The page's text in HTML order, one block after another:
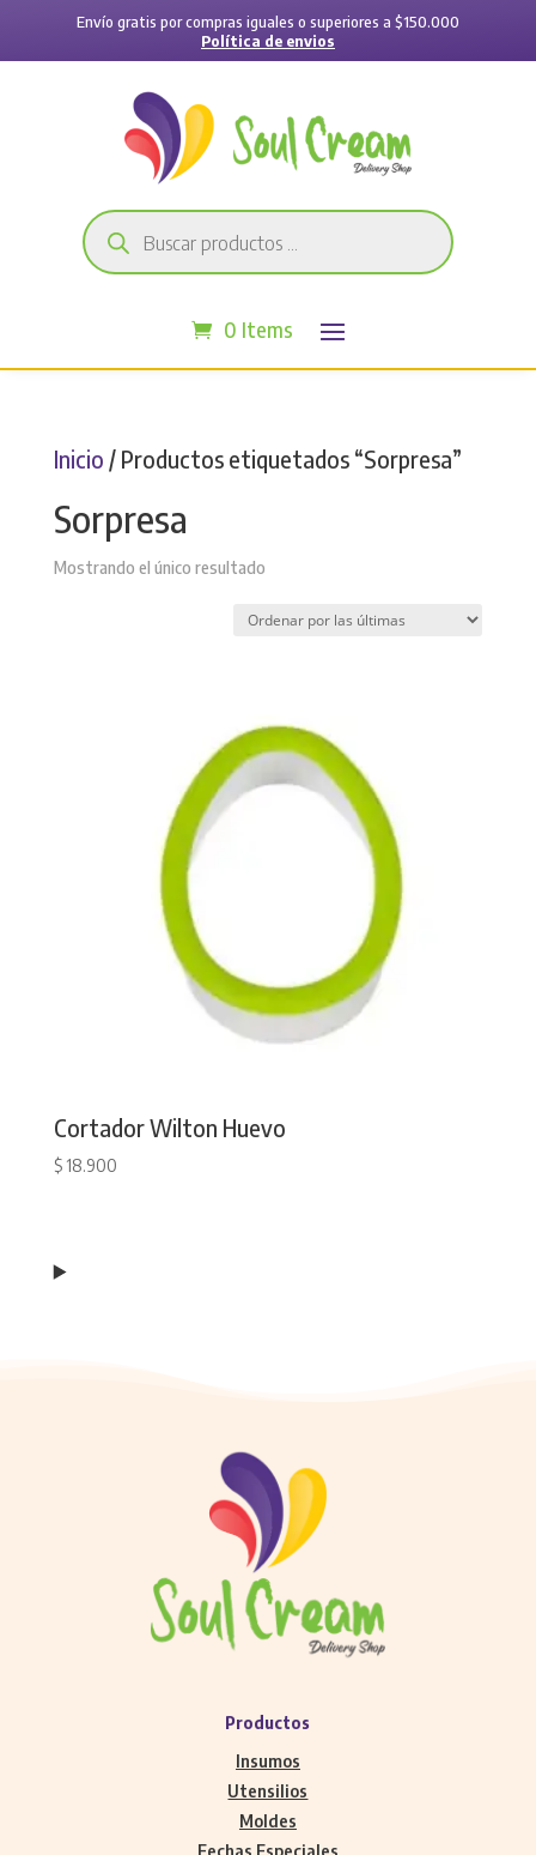
Envío gratis por compras iguales o superiores a $150.000
Política de envios
Búsqueda
de
productos
0 Items
Inicio / Productos etiquetados “Sorpresa”
Sorpresa
Mostrando el único resultado
Cortador Wilton Huevo
$18.900
Productos
Insumos
Utensilios
Moldes
Fechas Especiales